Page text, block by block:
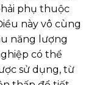
phụ thuộc
này vô cùng
năng lượng
có thể
sử dụng, từ